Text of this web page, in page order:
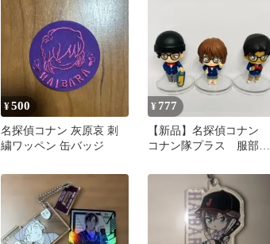
¥500
名探偵コナン 灰原哀 刺
繍ワッペン 缶バッジ
¥ 777
【新品】名探偵コナン
コナン隊プラス 服部平